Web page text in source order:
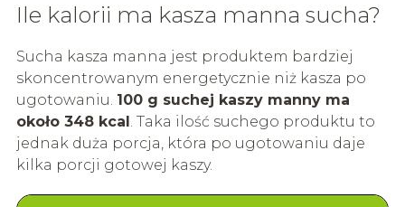
Ile kalorii ma kasza manna sucha?
Sucha kasza manna jest produktem bardziej
skoncentrowanym energetycznie niż kasza po
ugotowaniu. 100 g suchej kaszy manny ma
około 348 kcal. Taka ilość suchego produktu to
jednak duża porcja, która po ugotowaniu daje
kilka porcji gotowej kaszy.